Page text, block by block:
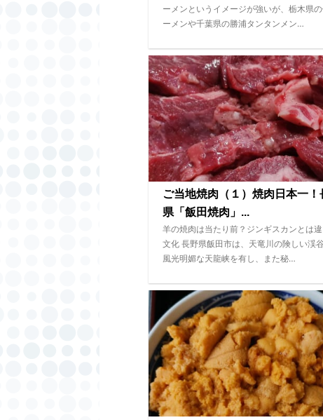
ーメンというイメージが強いが、栃木県
ーメンや千葉県の勝浦タンタンメン…
ご当地焼肉（１）焼肉日本一！
県「飯田焼肉」...
羊の焼肉は当たり前？ジンギスカンとは
文化 長野県飯田市は、天竜川の険しい渓
風光明媚な天龍峡を有し、また秘…